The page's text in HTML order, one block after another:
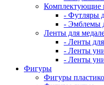
Комплектующие
- Футляры
- Эмблемы
Ленты для
- Ленты
- Ленты
- Ленты
Фигуры
Фигуры